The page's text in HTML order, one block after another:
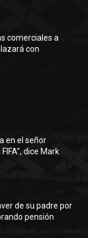
comerciales a
con
en el señor
dice Mark
de su padre por
pensión